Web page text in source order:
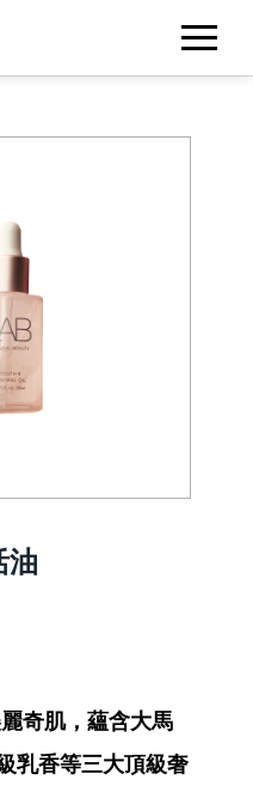
油
奇肌，蘊含大馬
乳香等三大頂級奢